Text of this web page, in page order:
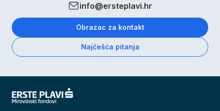
info@ersteplavi.hr
Obrazac za kontakt
Najčešća pitanja